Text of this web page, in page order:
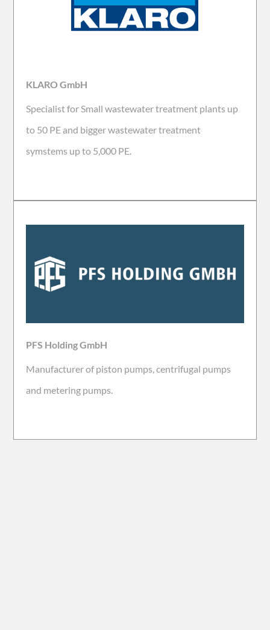
KLARO GmbH
Specialist for Small wastewater treatment plants up
to 50 PE and bigger wastewater treatment
symstems up to 5,000 PE.
PFS Holding GmbH
Manufacturer of piston pumps, centrifugal pumps
and metering pumps.